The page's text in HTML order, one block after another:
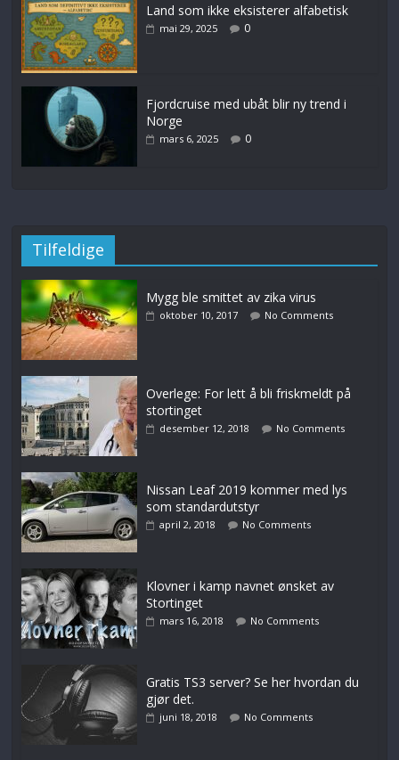
Land som ikke eksisterer alfabetisk
mai 29, 2025 0
Fjordcruise med ubåt blir ny trend i
Norge
mars 6, 2025 0
Tilfeldige
Mygg ble smittet av zika virus
oktober 10, 2017 No Comments
Overlege: For lett å bli friskmeldt på
stortinget
desember 12, 2018 No Comments
Nissan Leaf 2019 kommer med lys
som standardutstyr
april 2, 2018 No Comments
Klovner i kamp navnet ønsket av
Stortinget
mars 16, 2018 No Comments
Gratis TS3 server? Se her hvordan du
gjør det.
juni 18, 2018 No Comments